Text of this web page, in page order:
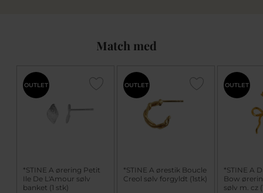
Match med
OUTLET
*STINE A ørering Petit
Ile De L'Amour sølv
banket (1 stk)
OUTLET
*STINE A ørestik Boucle
Creol sølv forgyldt (1stk)
OUTLET
*STINE A
Bow
sølv m. cz